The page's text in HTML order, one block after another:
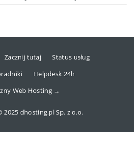
Zacznij tutaj
Status usług
Helpdesk 24h
Web Hosting →
dhosting.pl Sp. z o.o.